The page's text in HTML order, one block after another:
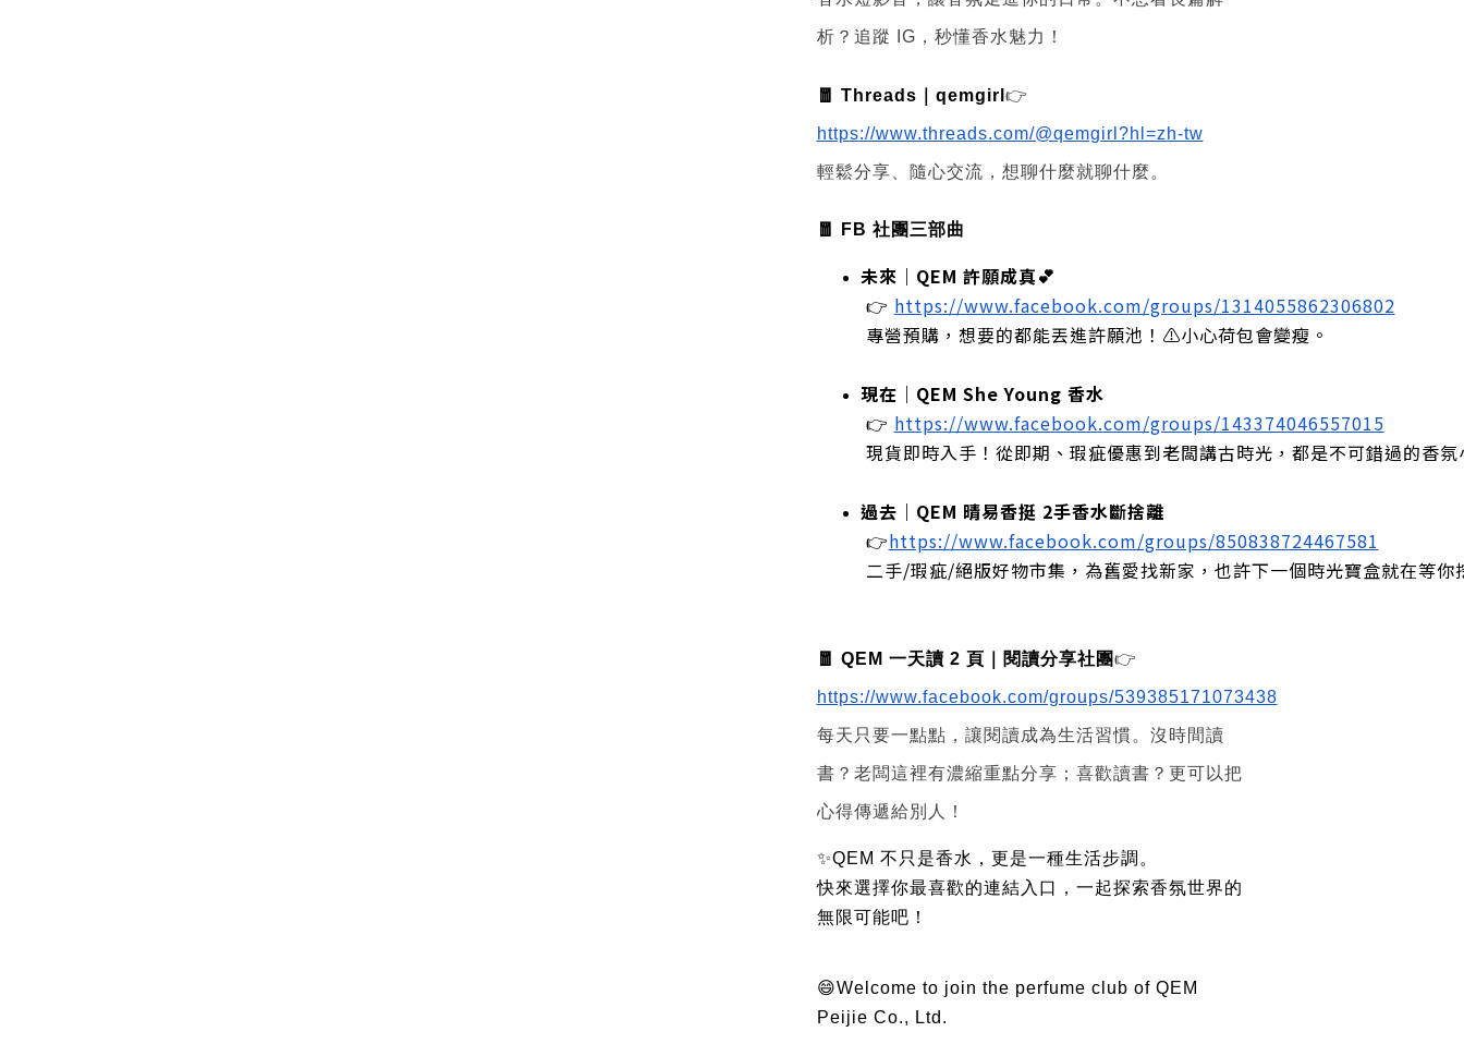
析？追蹤 IG，秒懂香水魅力！
🧧 Threads｜qemgirl 👉
https://www.threads.com/@qemgirl?hl=zh-tw
輕鬆分享、隨心交流，想聊什麼就聊什麼。
🧧 FB 社團三部曲
未來｜QEM 許願成真💕
👉 https://www.facebook.com/groups/1314055862306802
專營預購，想要的都能丟進許願池！⚠️小心荷包會變瘦。
現在｜QEM She Young 香水
👉 https://www.facebook.com/groups/143374046557015
現貨即時入手！從即期、瑕疵優惠到老闆講古時光，都是不可錯過的香
過去｜QEM 晴易香挺 2手香水斷捨離
👉https://www.facebook.com/groups/850838724467581
二手/瑕疵/絕版好物市集，為舊愛找新家，也許下一個時光寶盒就在等你
🧧 QEM 一天讀 2 頁｜閱讀分享社團👉
https://www.facebook.com/groups/539385171073438
每天只要一點點，讓閱讀成為生活習慣。沒時間讀
書？老闆這裡有濃縮重點分享；喜歡讀書？更可以把
心得傳遞給別人！
✨QEM 不只是香水，更是一種生活步調。
快來選擇你最喜歡的連結入口，一起探索香氛世界的
無限可能吧！
😄Welcome to join the perfume club of QEM
Peijie Co., Ltd.